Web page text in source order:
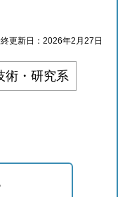
更新日：2026年2月27日
術・研究系